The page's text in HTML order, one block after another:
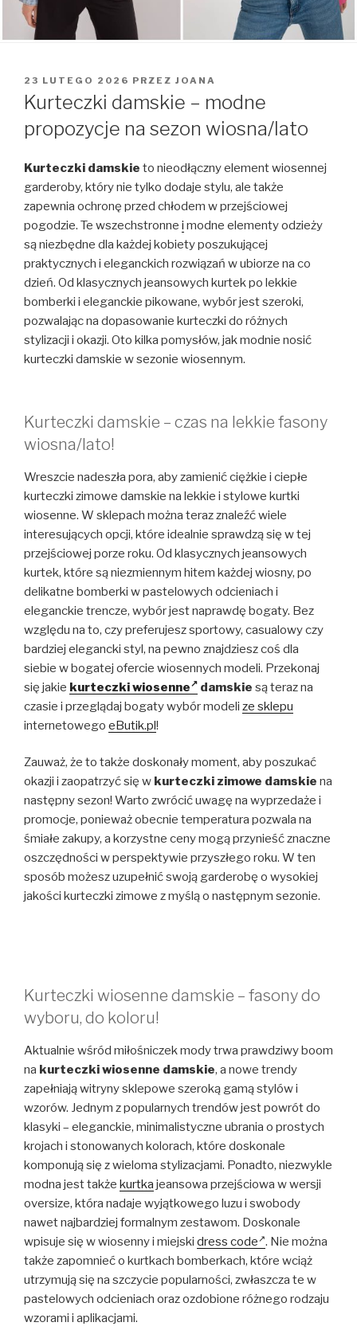
OPUBLIKOWANE
W
23 LUTEGO 2026 PRZEZ JOANA
Kurteczki damskie – modne
propozycje na sezon wiosna/lato
Kurteczki damskie to nieodłączny element wiosennej
garderoby, który nie tylko dodaje stylu, ale także
zapewnia ochronę przed chłodem w przejściowej
pogodzie. Te wszechstronne i modne elementy odzieży
są niezbędne dla każdej kobiety poszukującej
praktycznych i eleganckich rozwiązań w ubiorze na co
dzień. Od klasycznych jeansowych kurtek po lekkie
bomberki i eleganckie pikowane, wybór jest szeroki,
pozwalając na dopasowanie kurteczki do różnych
stylizacji i okazji. Oto kilka pomysłów, jak modnie nosić
kurteczki damskie w sezonie wiosennym.
Kurteczki damskie – czas na lekkie fasony
wiosna/lato!
Wreszcie nadeszła pora, aby zamienić ciężkie i ciepłe
kurteczki zimowe damskie na lekkie i stylowe kurtki
wiosenne. W sklepach można teraz znaleźć wiele
interesujących opcji, które idealnie sprawdzą się w tej
przejściowej porze roku. Od klasycznych jeansowych
kurtek, które są niezmiennym hitem każdej wiosny, po
delikatne bomberki w pastelowych odcieniach i
eleganckie trencze, wybór jest naprawdę bogaty. Bez
względu na to, czy preferujesz sportowy, casualowy czy
bardziej elegancki styl, na pewno znajdziesz coś dla
siebie w bogatej ofercie wiosennych modeli. Przekonaj
się jakie kurteczki wiosenne damskie są teraz na
czasie i przeglądaj bogaty wybór modeli ze sklepu
internetowego eButik.pl!
Zauważ, że to także doskonały moment, aby poszukać
okazji i zaopatrzyć się w kurteczki zimowe damskie na
następny sezon! Warto zwrócić uwagę na wyprzedaże i
promocje, ponieważ obecnie temperatura pozwala na
śmiałe zakupy, a korzystne ceny mogą przynieść znaczne
oszczędności w perspektywie przyszłego roku. W ten
sposób możesz uzupełnić swoją garderobę o wysokiej
jakości kurteczki zimowe z myślą o następnym sezonie.
Kurteczki wiosenne damskie – fasony do
wyboru, do koloru!
Aktualnie wśród miłośniczek mody trwa prawdziwy boom
na kurteczki wiosenne damskie, a nowe trendy
zapełniają witryny sklepowe szeroką gamą stylów i
wzorów. Jednym z popularnych trendów jest powrót do
klasyki – eleganckie, minimalistyczne ubrania o prostych
krojach i stonowanych kolorach, które doskonale
komponują się z wieloma stylizacjami. Ponadto, niezwykle
modna jest także kurtka jeansowa przejściowa w wersji
oversize, która nadaje wyjątkowego luzu i swobody
nawet najbardziej formalnym zestawom. Doskonale
wpisuje się w wiosenny i miejski dress code . Nie można
także zapomnieć o kurtkach bomberkach, które wciąż
utrzymują się na szczycie popularności, zwłaszcza te w
pastelowych odcieniach oraz ozdobione różnego rodzaju
wzorami i aplikacjami.